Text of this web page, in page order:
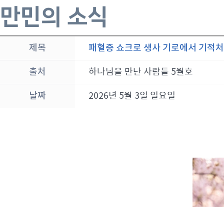
만민의 소식
제목 패혈증 쇼크로 생사 기로에서 기적
출처 하나님을 만난 사람들 5월호
날짜 2026년 5월 3일 일요일